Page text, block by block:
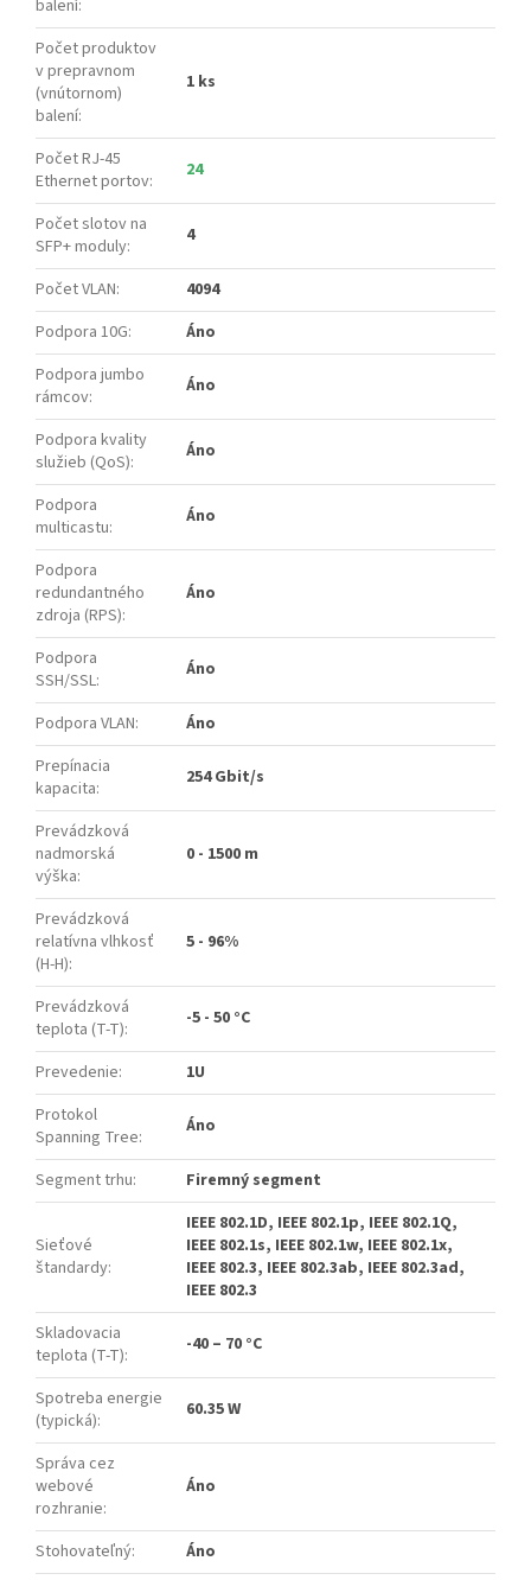
balení:
Počet produktov
v prepravnom
(vnútornom)
balení:
1 ks
Počet RJ-45
Ethernet portov: 24
Počet slotov na
SFP+ moduly: 4
Počet VLAN:
4094
Podpora 10G:
Áno
Podpora jumbo
rámcov: Áno
Podpora kvality
služieb (QoS): Áno
Podpora
multicastu: Áno
Podpora
redundantného
zdroja (RPS):
Áno
Podpora
SSH/SSL: Áno
Podpora VLAN:
Áno
Prepínacia
kapacita: 254 Gbit/s
Prevádzková
nadmorská
výška:
0 - 1500 m
Prevádzková
relatívna vlhkosť
(H-H):
5 - 96%
Prevádzková
teplota (T-T): -5 - 50 °C
Prevedenie:
1U
Protokol
Spanning Tree: Áno
Segment trhu: Firemný segment
Sieťové
štandardy:
IEEE 802.1D, IEEE 802.1p, IEEE 802.1Q,
IEEE 802.1s, IEEE 802.1w, IEEE 802.1x,
IEEE 802.3, IEEE 802.3ab, IEEE 802.3ad,
IEEE 802.3
Skladovacia
teplota (T-T): -40 – 70 °C
Spotreba energie
(typická): 60.35 W
Správa cez
webové
rozhranie:
Áno
Stohovateľný:
Áno